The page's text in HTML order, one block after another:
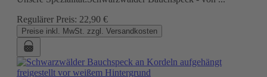
Regulärer Preis: 22,90 €
Preise inkl. MwSt. zzgl. Versandkosten